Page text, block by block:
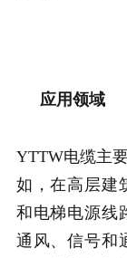
应用领域
YTTW电缆主
如，在高层建
和电梯电源线
通风、信号和